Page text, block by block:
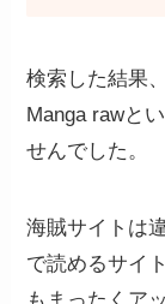
検索した結果、
Manga rawと
せんでした。
海賊サイトは
で読めるサイ